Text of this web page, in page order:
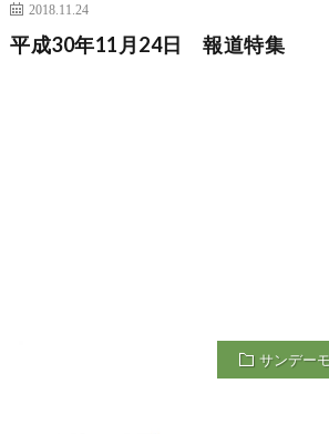
2018.11.24
平成30年11月24日 報道特集
サンデー